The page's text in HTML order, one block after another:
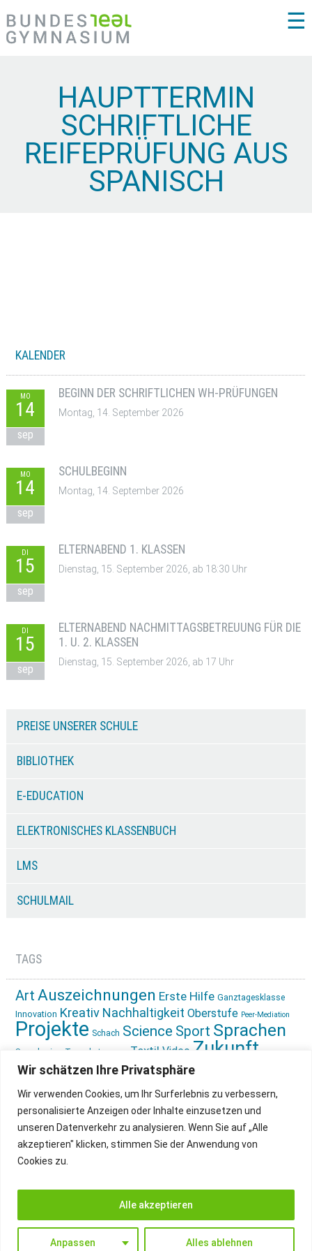
Wir schätzen Ihre Privatsphäre
Wir verwenden Cookies, um Ihr Surferlebnis zu verbessern,
personalisierte Anzeigen oder Inhalte einzusetzen und
unseren Datenverkehr zu analysieren. Wenn Sie auf „Alle
akzeptieren" klicken, stimmen Sie der Anwendung von
Cookies zu.
Anpassen Alles ablehnen
Alle akzeptieren
☰
HAUPTTERMIN
SCHRIFTLICHE
REIFEPRÜFUNG AUS
SPANISCH
KALENDER
MO
14
sep
BEGINN DER SCHRIFTLICHEN WH-PRÜFUNGEN
Montag, 14. September 2026
MO
14
sep
SCHULBEGINN
Montag, 14. September 2026
DI
15
sep
ELTERNABEND 1. KLASSEN
Dienstag, 15. September 2026, ab 18:30 Uhr
DI
15
sep
ELTERNABEND NACHMITTAGSBETREUUNG FÜR DIE
1. U. 2. KLASSEN
Dienstag, 15. September 2026, ab 17 Uhr
PREISE UNSERER SCHULE
BIBLIOTHEK
E-EDUCATION
ELEKTRONISCHES KLASSENBUCH
LMS
SCHULMAIL
TAGS
Art Auszeichnungen Erste Hilfe Ganztagesklasse
Innovation Kreativ Nachhaltigkeit Oberstufe Peer-Mediation
Projekte Schach Science Sport Sprachen
Sprachreise Tagesbetreuung Textil Video Zukunft
gestalten Ökologie
IMPRESSUM